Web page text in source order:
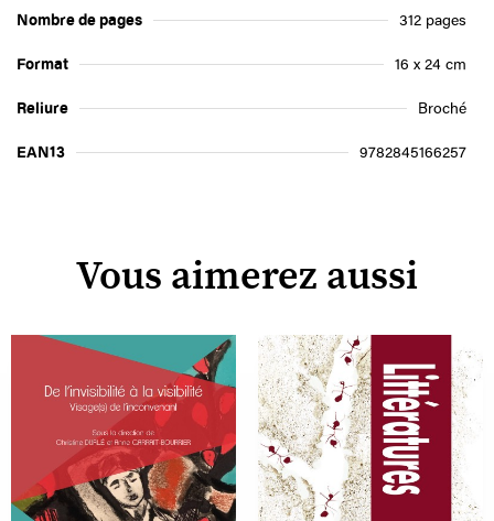
Nombre de pages 312 pages
Format 16 x 24 cm
Reliure Broché
EAN13 9782845166257
Vous aimerez aussi